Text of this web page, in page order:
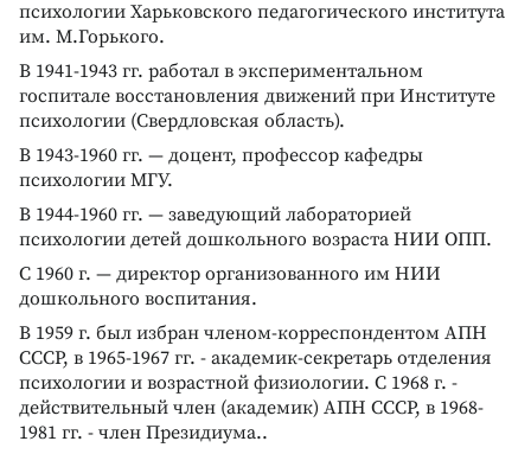
психологии Харьковского педагогического института
им. М.Горького.
В 1941-1943 гг. работал в экспериментальном
госпитале восстановления движений при Институте
психологии (Свердловская область).
В 1943-1960 гг. — доцент, профессор кафедры
психологии МГУ.
В 1944-1960 гг. — заведующий лабораторией
психологии детей дошкольного возраста НИИ ОПП.
С 1960 г. — директор организованного им НИИ
дошкольного воспитания.
В 1959 г. был избран членом-корреспондентом АПН
СССР, в 1965-1967 гг. - академик-секретарь отделения
психологии и возрастной физиологии. С 1968 г. -
действительный член (академик) АПН СССР, в 1968-
1981 гг. - член Президиума..